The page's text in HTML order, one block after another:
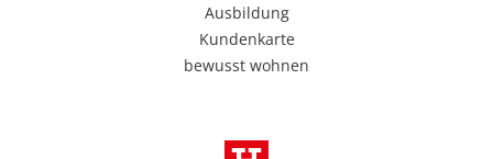
Ausbildung
Kundenkarte
bewusst wohnen